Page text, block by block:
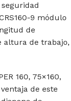
9 módulo
de
altura de trabajo,
160, 75×160,
de este